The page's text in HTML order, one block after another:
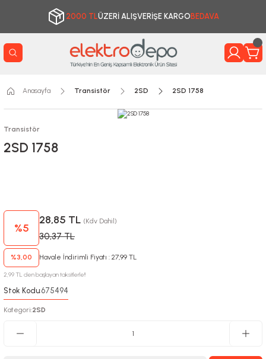
2000 TLÜZERİ ALIŞVERİŞE KARGO BEDAVA
Anasayfa Transistör 2SD 2SD 1758
Transistör
2SD 1758
%5
28,85 TL (Kdv Dahil)
30,37 TL
%3,00 Havale İndirimli Fiyatı : 27,99 TL
2,99 TL den başlayan taksitlerle!!
Stok Kodu:675494
Kategori:2SD